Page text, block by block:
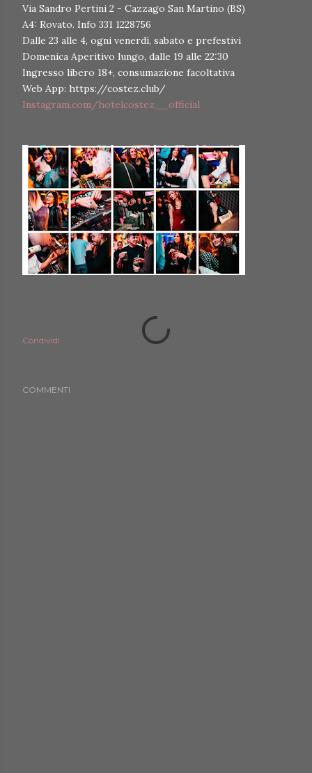
Via Sandro Pertini 2 - Cazzago San Martino (BS)
A4: Rovato. Info 331 1228756
Dalle 23 alle 4, ogni venerdì, sabato e prefestivi
Domenica Aperitivo lungo, dalle 19 alle 22:30
Ingresso libero 18+, consumazione facoltativa
Web App: https://costez.club/
Instagram.com/hotelcostez__official
Condividi
COMMENTI